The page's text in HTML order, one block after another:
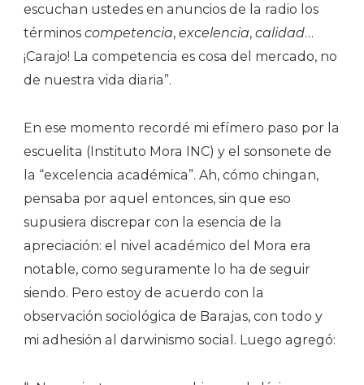
escuchan ustedes en anuncios de la radio los
términos competencia, excelencia, calidad…
¡Carajo! La competencia es cosa del mercado, no
de nuestra vida diaria”.
En ese momento recordé mi efímero paso por la
escuelita (Instituto Mora INC) y el sonsonete de
la “excelencia académica”. Ah, cómo chingan,
pensaba por aquel entonces, sin que eso
supusiera discrepar con la esencia de la
apreciación: el nivel académico del Mora era
notable, como seguramente lo ha de seguir
siendo. Pero estoy de acuerdo con la
observación sociológica de Barajas, con todo y
mi adhesión al darwinismo social. Luego agregó: